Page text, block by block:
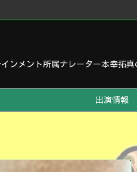
ンメント所属ナレーター本幸拓
出演情報